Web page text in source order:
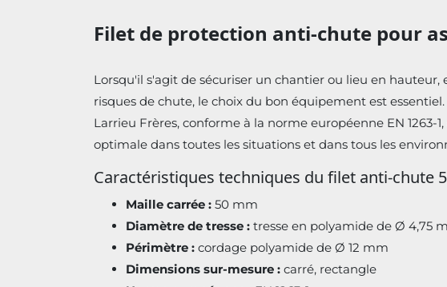
Filet de protection anti-chute pour
Lorsqu'il s'agit de sécuriser un chantier ou lieu en hauteur,
risques de chute, le choix du bon équipement est essentiel.
Larrieu Frères, conforme à la norme européenne EN 1263-
optimale dans toutes les situations et dans tous les
Caractéristiques techniques du filet anti-chute
Maille carrée : 50 mm
Diamètre de tresse : tresse en polyamide de Ø 4,75
Périmètre : cordage polyamide de Ø 12 mm
Dimensions sur-mesure : carré, rectangle